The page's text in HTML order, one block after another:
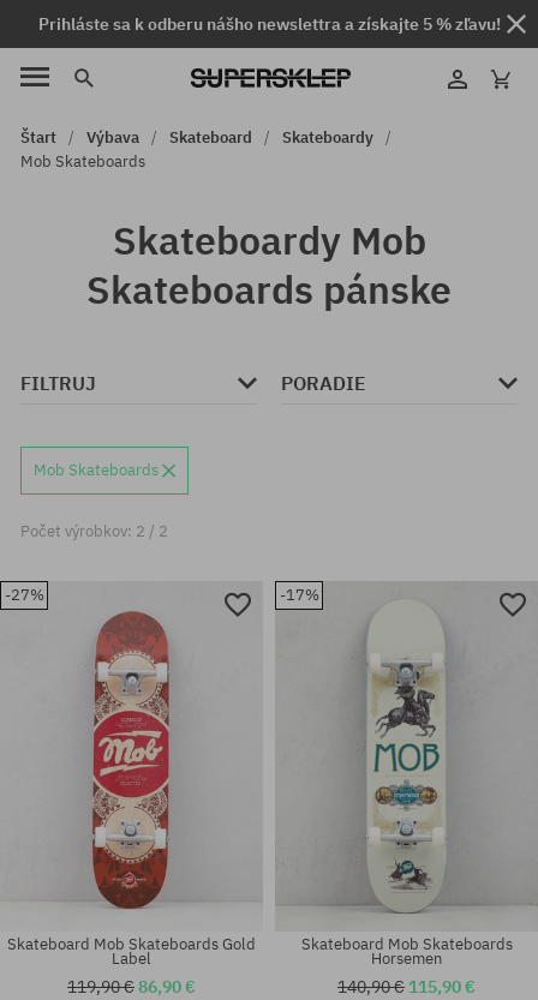
Prihláste sa k odberu nášho newslettra a získajte 5 % zľavu!
Štart Výbava Skateboard
Skateboardy
Mob Skateboards
Skateboardy Mob
Skateboards pánske
FILTRUJ PORADIE
Mob Skateboards
Počet výrobkov: 2 / 2
-27%
Skateboard Mob Skateboards Gold
Label
119,90 €86,90 €
-17%
Skateboard Mob Skateboards
Horsemen
140,90 € 115,90 €